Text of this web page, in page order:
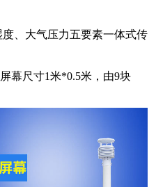
、大气压力五要素一体式传
幕尺寸1米*0.5米，由9块